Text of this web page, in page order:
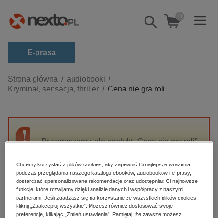
Pokaż/schowaj
wyszukiwarkę
0
E-prasa
Kategorie
Zobacz wszystkie E-prasa
budownictwo, aranżacja wnętrz
darmowe wydania
edukacja
hobby, sport, rozrywka
komputery, internet, technologie, informatyka
Strona główna
audiobooki
Kryminał, sensacja, thriller
Cena nie gra roli
Przepraszamy, ale produkt „Cena nie gra roli”
High-contrast mode
Polecane
Chcemy korzystać z plików cookies, aby zapewnić Ci najlepsze wrażenia
podczas przeglądania naszego katalogu ebooków, audiobooków i e-prasy,
dostarczać spersonalizowane rekomendacje oraz udostępniać Ci najnowsze
funkcje, które rozwijamy dzięki analizie danych i współpracy z naszymi
partnerami. Jeśli zgadzasz się na korzystanie ze wszystkich plików cookies,
kliknij „Zaakceptuj wszystkie”. Możesz również dostosować swoje
preferencje, klikając „Zmień ustawienia”. Pamiętaj, że zawsze możesz